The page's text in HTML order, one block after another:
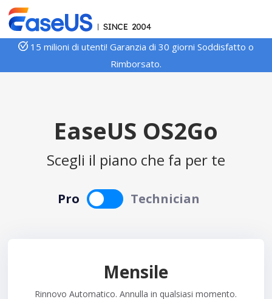
15 milioni di utenti! Garanzia di 30 giorni Soddisfatto o
Rimborsato.
EaseUS OS2Go
Scegli il piano che fa per te
Pro Technician
Mensile
Rinnovo Automatico. Annulla in qualsiasi momento.